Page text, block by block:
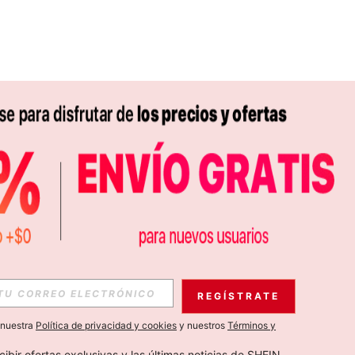
APP
EXCLUSIVAS, PROMOCIONES Y NOTICIAS DE SHEIN
Suscribir
REGÍSTRATE
Política de privacidad y cookies y nuestros Términos y